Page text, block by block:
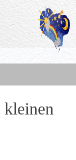
kleinen